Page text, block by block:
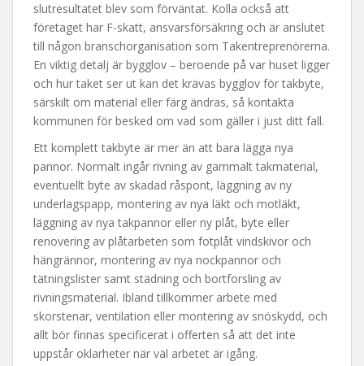
slutresultatet blev som förväntat. Kolla också att
företaget har F-skatt, ansvarsförsäkring och är anslutet
till någon branschorganisation som Takentreprenörerna.
En viktig detalj är bygglov – beroende på var huset ligger
och hur taket ser ut kan det krävas bygglov för takbyte,
särskilt om material eller färg ändras, så kontakta
kommunen för besked om vad som gäller i just ditt fall.
Ett komplett takbyte är mer än att bara lägga nya
pannor. Normalt ingår rivning av gammalt takmaterial,
eventuellt byte av skadad råspont, läggning av ny
underlagspapp, montering av nya läkt och motläkt,
läggning av nya takpannor eller ny plåt, byte eller
renovering av plåtarbeten som fotplåt vindskivor och
hängrännor, montering av nya nockpannor och
tätningslister samt städning och bortforsling av
rivningsmaterial. Ibland tillkommer arbete med
skorstenar, ventilation eller montering av snöskydd, och
allt bör finnas specificerat i offerten så att det inte
uppstår oklarheter när väl arbetet är igång.